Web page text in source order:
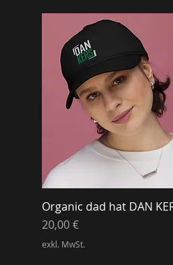
Organic dad hat DAN
Preis
20,00 €
exkl. MwSt.